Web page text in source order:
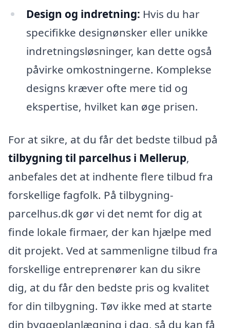
Design og indretning: Hvis du har
specifikke designønsker eller unikke
indretningsløsninger, kan dette også
påvirke omkostningerne. Komplekse
designs kræver ofte mere tid og
ekspertise, hvilket kan øge prisen.
For at sikre, at du får det bedste tilbud på
tilbygning til parcelhus i Mellerup,
anbefales det at indhente flere tilbud fra
forskellige fagfolk. På tilbygning-
parcelhus.dk gør vi det nemt for dig at
finde lokale firmaer, der kan hjælpe med
dit projekt. Ved at sammenligne tilbud fra
forskellige entreprenører kan du sikre
dig, at du får den bedste pris og kvalitet
for din tilbygning. Tøv ikke med at starte
din byggeplanlægning i dag, så du kan få